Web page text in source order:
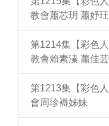
教會蕭芯玥 蕭妤
第1214集【彩色
教會賴素溱 蕭佳
第1213集【彩色
會周珍褥姊妹